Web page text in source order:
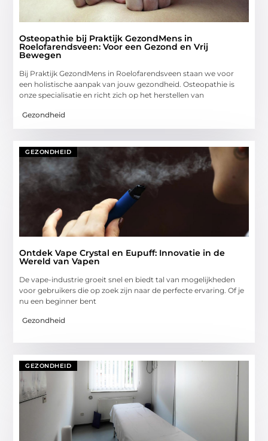
Osteopathie bij Praktijk GezondMens in
Roelofarendsveen: Voor een Gezond en Vrij
Bewegen
Bij Praktijk GezondMens in Roelofarendsveen staan we voor
een holistische aanpak van jouw gezondheid. Osteopathie is
onze specialisatie en richt zich op het herstellen van
Gezondheid
GEZONDHEID
Ontdek Vape Crystal en Eupuff: Innovatie in de
Wereld van Vapen
De vape-industrie groeit snel en biedt tal van mogelijkheden
voor gebruikers die op zoek zijn naar de perfecte ervaring. Of je
nu een beginner bent
Gezondheid
GEZONDHEID